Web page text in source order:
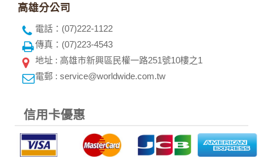
本網站將在事前或註冊登錄取得您的同意後，傳送商業性資料
本公司發送，也會在該資料或電子郵件上提供您能隨時停止接
收這些資料或電子郵件的方法及說明。
資料使用:
本公司不會向任何人出售或出借您的個人識別資料。
1.遵守法令或政府機關的要求；或我們發覺您在網站上的行為
南。
2.為了保護使用者個人隱私，我們無法為您查詢其他使用者的
高雄分公司
電話：(07)222-1122
傳真：(07)223-4543
地址 : 高雄市新興區民權一路251號10樓之1
電郵 : service@worldwide.com.tw
信用卡優惠